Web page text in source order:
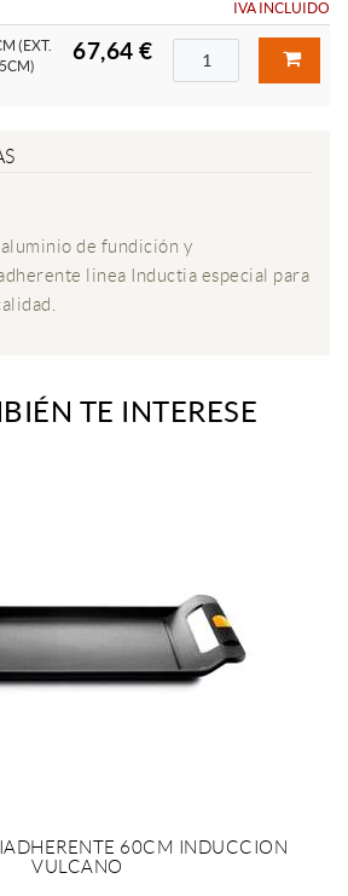
IVA INCLUIDO
(EXT.
67,64 €
de fundición y
linea Inductia especial para
TE INTERESE
60CM INDUCCION
VULCANO